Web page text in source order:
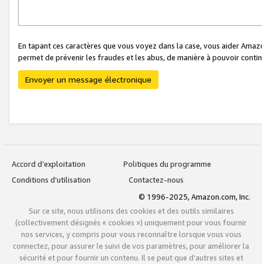
En tapant ces caractères que vous voyez dans la case, vous aider
permet de prévenir les fraudes et les abus, de manière à pouvoir
Envoyer un message électronique
Accord d’exploitation
Politiques du programme
Conditions d’utilisation
Contactez-nous
© 1996-2025, Amazon.com, Inc.
Sur ce site, nous utilisons des cookies et des outils similaires
(collectivement désignés « cookies ») uniquement pour vous fournir
nos services, y compris pour vous reconnaître lorsque vous vous
connectez, pour assurer le suivi de vos paramètres, pour améliorer la
sécurité et pour fournir un contenu. Il se peut que d’autres sites et